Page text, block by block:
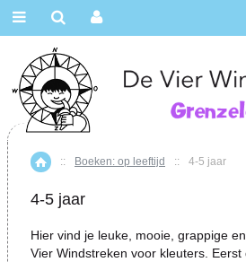
Home
:: Boeken: op leeftijd :: 4-5 jaar
4-5 jaar
Hier vind je leuke, mooie, grappige
Vier Windstreken voor kleuters.